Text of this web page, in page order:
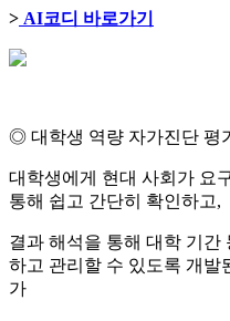
> AI코디 바로가기
◎ 대학생 역량 자가진단 평
대학생에게 현대 사회가 요
통해 쉽고 간단히 확인하고,
결과 해석을 통해 대학 기간
하고 관리할 수 있도록 개발
가